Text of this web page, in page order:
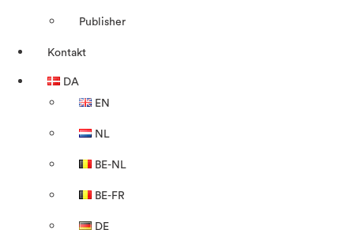
Publisher
Kontakt
DA
EN
NL
BE-NL
BE-FR
DE